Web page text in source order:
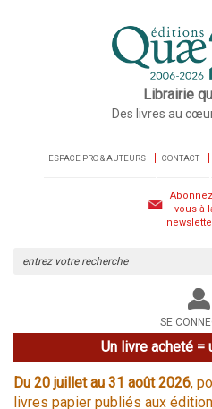
Librairie
Des livres au
ESPACE PRO & AUTEURS CONTACT
vous à
le
site
SE
Un livre acheté =
Du 20 juillet au 31 août 2026,
livres papier publiés aux